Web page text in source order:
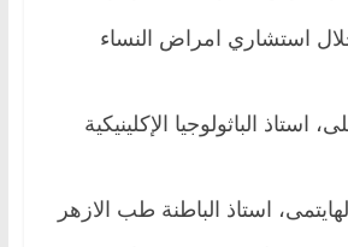
استشاري امراض النساء
استاذ الباثولوجيا الإكلينيكية
استاذ الباطنة طب الازهر